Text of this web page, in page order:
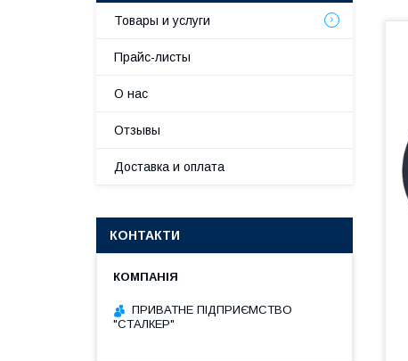
Товары и услуги
Прайс-листы
О нас
Отзывы
Доставка и оплата
КОНТАКТИ
ПРИВАТНЕ ПІДПРИЄМСТВО
"СТАЛКЕР"